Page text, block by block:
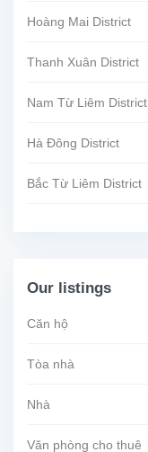
Hoàng Mai District
Thanh Xuân District
Nam Từ Liêm District
Hà Đông District
Bắc Từ Liêm District
Our listings
Căn hộ
Tòa nhà
Nhà
Văn phòng cho thuê